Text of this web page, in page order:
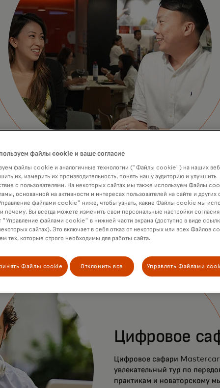
Цифровое
Цифровое сафари
увлекательный тур по
практикам и новаторскому
файлы cookie и ваше согласие
файлы cookie и аналогичные технологии ("Файлы cookie") на наших
их, измерить их производительность, понять нашу аудиторию и улучшить
с пользователями. На некоторых сайтах мы также используем Файлы
основанной на активности и интересах пользователей на сайте и других
файлами cookie" ниже, чтобы узнать, какие Файлы cookie мы
почему. Вы всегда можете изменить свои персональные настройки
"Управление файлами cookie" в нижней части экрана (доступно в виде
сайтах). Это включает в себя отказ от некоторых или всех Файлов
тех, которые строго необходимы для работы сайта.
Файлы cookie Отклонить все Управлять Файлами